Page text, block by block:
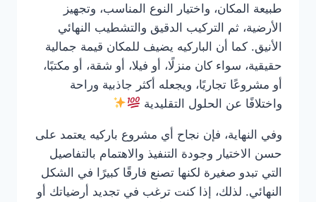
طبيعة المكان، واختيار النوع المناسب، وتجهيز
الأرضية، ثم التركيب الدقيق والتشطيب النهائي
الأنيق. كما أن الباركيه يضيف للمكان قيمة جمالية
حقيقية، سواء كان منزلًا، أو فيلا، أو شقة، أو مكتبًا،
أو مشروعًا تجاريًا، ويجعله أكثر جاذبية وراحة
واختلافًا عن الحلول التقليدية
وفي النهاية، فإن نجاح أي مشروع باركيه يعتمد على
حسن الاختيار وجودة التنفيذ والاهتمام بالتفاصيل
التي تبدو صغيرة لكنها تصنع فارقًا كبيرًا في الشكل
النهائي. لذلك، إذا كنت ترغب في تجديد أرضياتك أو